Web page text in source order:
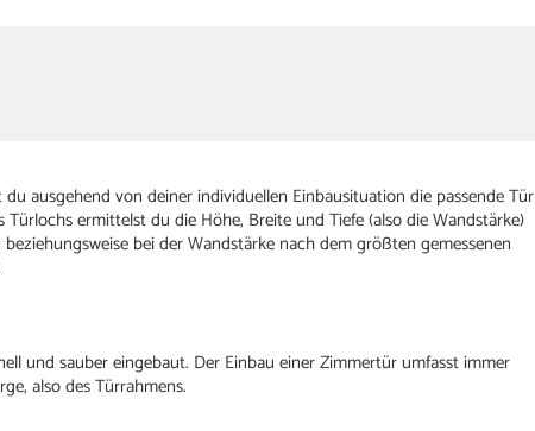
ausgehend von deiner individuellen Einbausituation die passende Tür
ermittelst du die Höhe, Breite und Tiefe (also die Wandstärke)
bei der Wandstärke nach dem größten gemessenen
und sauber eingebaut. Der Einbau einer Zimmertür umfasst immer
also des Türrahmens.